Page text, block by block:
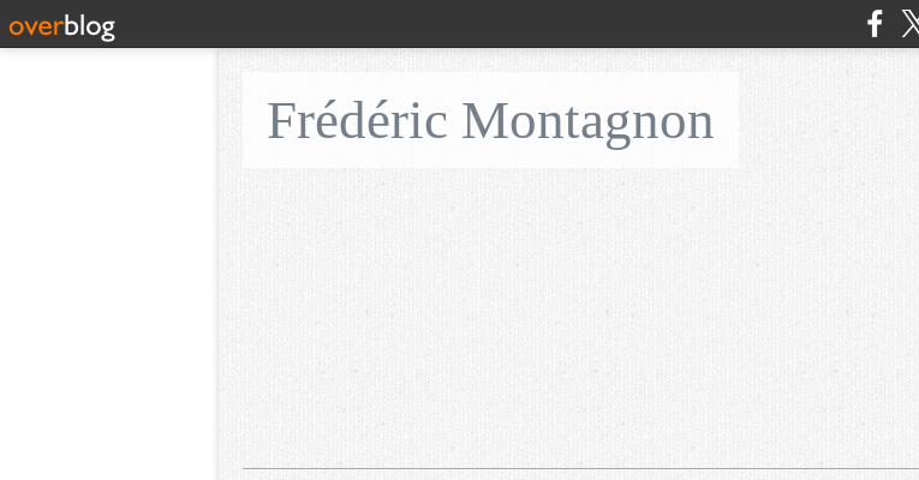
Frédéric Montagnon